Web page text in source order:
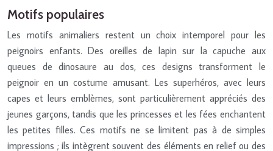
Motifs populaires
Les motifs animaliers restent un choix intemporel pour les
peignoirs enfants. Des oreilles de lapin sur la capuche aux
queues de dinosaure au dos, ces designs transforment le
peignoir en un costume amusant. Les superhéros, avec leurs
capes et leurs emblèmes, sont particulièrement appréciés des
jeunes garçons, tandis que les princesses et les fées enchantent
les petites filles. Ces motifs ne se limitent pas à de simples
impressions ; ils intègrent souvent des éléments en relief ou des